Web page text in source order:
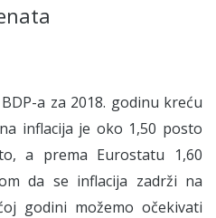
a za 2018. godinu kreću
inflacija je oko 1,50 posto
a prema Eurostatu 1,60
da se inflacija zadrži na
godini možemo očekivati